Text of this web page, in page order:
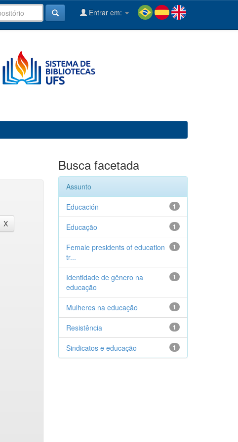
Entrar em:
Busca facetada
Assunto
1
Educación
1
Educação
1
Female presidents of education
tr...
1
Identidade de gênero na
educação
1
Mulheres na educação
1
Resistência
1
Sindicatos e educação